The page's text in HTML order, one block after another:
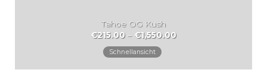
Tahoe OG Kush
€215.00 – €1,550.00Preisspanne:
Schnellansicht